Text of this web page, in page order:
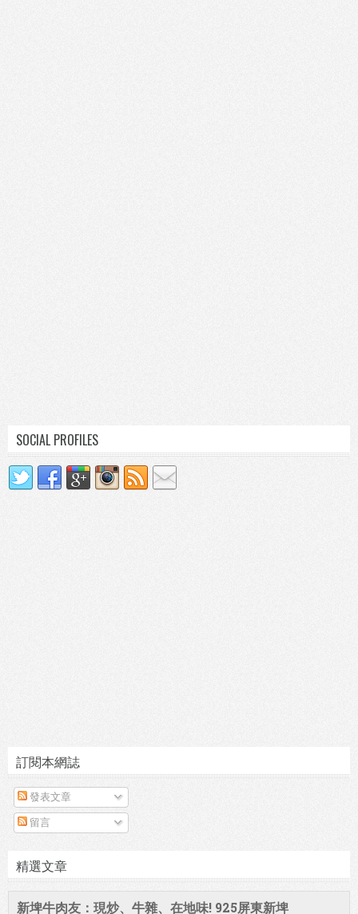
SOCIAL PROFILES
訂閱本網誌
發表文章
留言
精選文章
新埤牛肉友：現炒、牛雜、在地味! 925屏東新埤